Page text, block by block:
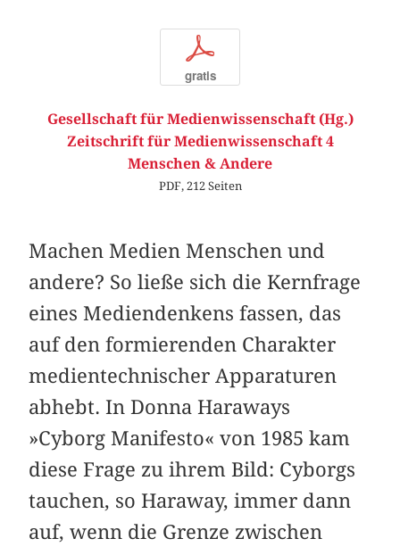
p
gratis
Gesellschaft für Medienwissenschaft (Hg.)
Zeitschrift für Medienwissenschaft 4
Menschen & Andere
PDF, 212 Seiten
Machen Medien Menschen und
andere? So ließe sich die Kernfrage
eines Mediendenkens fassen, das
auf den formierenden Charakter
medientechnischer Apparaturen
abhebt. In Donna Haraways
»Cyborg Manifesto« von 1985 kam
diese Frage zu ihrem Bild: Cyborgs
tauchen, so Haraway, immer dann
auf, wenn die Grenze zwischen